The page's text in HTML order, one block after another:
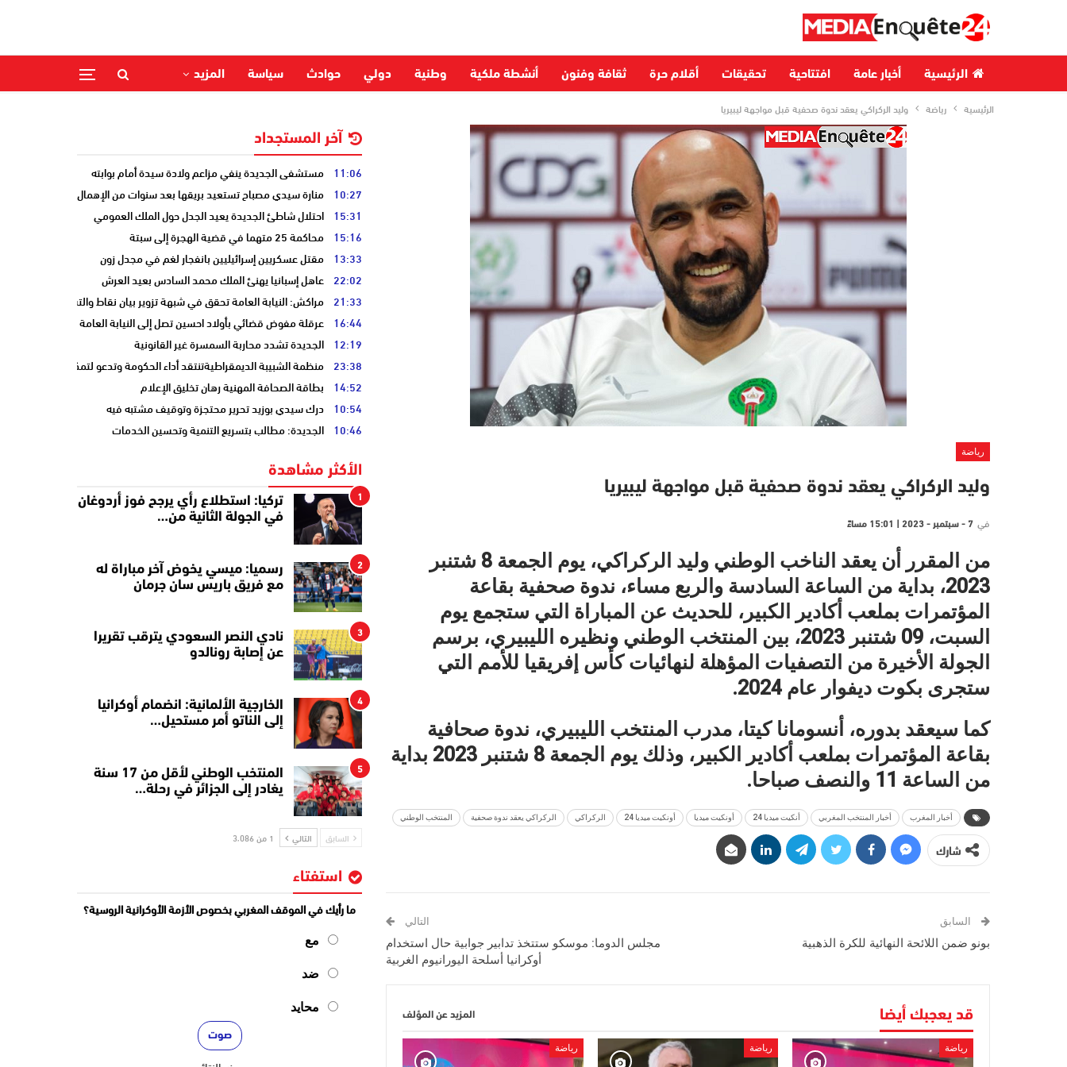
الرئيسية أخبار عامة افتتاحية تحقيقات أقلام حرة ثقافة وفنون أنشطة ملكية وطنية دولي حوادث سياسة المزيد
الرئيسية رياضة وليد الركراكي يعقد ندوة صحفية قبل مواجهة ليبيريا
رياضة
وليد الركراكي يعقد ندوة صحفية قبل مواجهة ليبيريا
في 7 - سبتمبر - 2023 | 15:01 مساءً
من المقرر أن يعقد الناخب الوطني وليد الركراكي، يوم الجمعة 8 شتنبر
2023، بداية من الساعة السادسة والربع مساء، ندوة صحفية بقاعة
المؤتمرات بملعب أكادير الكبير، للحديث عن المباراة التي ستجمع يوم
السبت، 09 شتنبر 2023، بين المنتخب الوطني ونظيره الليبيري، برسم
الجولة الأخيرة من التصفيات المؤهلة لنهائيات كأس إفريقيا للأمم التي
ستجرى بكوت ديفوار عام 2024.
كما سيعقد بدوره، أنسومانا كيتا، مدرب المنتخب الليبيري، ندوة صحافية
بقاعة المؤتمرات بملعب أكادير الكبير، وذلك يوم الجمعة 8 شتنبر 2023 بداية
من الساعة 11 والنصف صباحا.
أخبار المغرب أخبار المنتخب المغربي أنكيت ميديا 24 أونكيت ميديا أونكيت ميديا 24 الركراكي الركراكي يعقد ندوة صحفية المنتخب الوطني
شارك
السابق
بونو ضمن اللائحة النهائية للكرة الذهبية
التالي
مجلس الدوما: موسكو ستتخذ تدابير جوابية حال استخدام
أوكرانيا أسلحة اليورانيوم الغربية
قد يعجبك أيضا المزيد عن المؤلف
رياضة رياضة رياضة
آخر المستجداد
11:06 مستشفى الجديدة ينفي مزاعم ولادة سيدة أمام بوابته
10:27 منارة سيدي مصباح تستعيد بريقها بعد سنوات من الإهمال
15:31 احتلال شاطئ الجديدة يعيد الجدل حول الملك العمومي
15:16 محاكمة 25 متهما في قضية الهجرة إلى سبتة
13:33 مقتل عسكريين إسرائيليين بانفجار لغم في مجدل زون
22:02 عاهل إسبانيا يهنئ الملك محمد السادس بعيد العرش
21:33 مراكش: النيابة العامة تحقق في شبهة تزوير بيان نقاط والتشهير بطالب
16:44 عرقلة مفوض قضائي بأولاد احسين تصل إلى النيابة العامة
12:19 الجديدة تشدد محاربة السمسرة غير القانونية
23:38 منظمة الشبيبة الديمقراطيةتنتقد أداء الحكومة وتدعو لتمكين الشباب
14:52 بطاقة الصحافة المهنية رهان تخليق الإعلام
10:54 درك سيدي بوزيد تحرير محتجزة وتوقيف مشتبه فيه
10:46 الجديدة: مطالب بتسريع التنمية وتحسين الخدمات
الأكثر مشاهدة
1
تركيا: استطلاع رأي يرجح فوز أردوغان
في الجولة الثانية من…
2
رسميا: ميسي يخوض آخر مباراة له
مع فريق باريس سان جرمان
3
نادي النصر السعودي يترقب تقريرا
عن إصابة رونالدو
4
الخارجية الألمانية: انضمام أوكرانيا
إلى الناتو أمر مستحيل…
5
المنتخب الوطني لأقل من 17 سنة
يغادر إلى الجزائر في رحلة…
السابق التالي 1 من 3٬086
استفتاء
ما رأيك في الموقف المغربي بخصوص الأزمة الأوكرانية الروسية؟
مع
ضد
محايد